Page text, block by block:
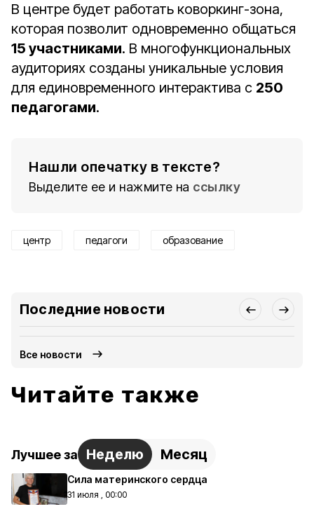
В центре будет работать коворкинг-зона,
которая позволит одновременно общаться
15 участниками. В многофункциональных
аудиториях созданы уникальные условия
для единовременного интерактива с 250
педагогами.
Нашли опечатку в тексте?
Выделите ее и нажмите на ссылку
центр педагоги образование
Последние новости
Все новости
Читайте также
Лучшее за Неделю Месяц
Сила материнского сердца
31 июля , 00:00